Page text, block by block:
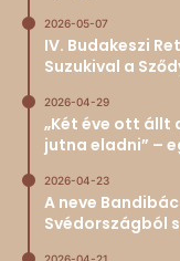
2026-05-07
IV. Budakeszi
Suzukival a
2026-04-29
„Két éve ott állt
jutna eladni” –
2026-04-23
A neve
Svédországból
2026-04-21